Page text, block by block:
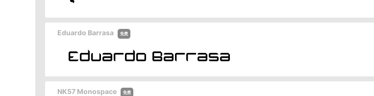
Eduardo Barrasa 免费
NK57 Monospace 免费